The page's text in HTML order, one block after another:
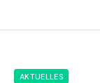
AKTUELLES